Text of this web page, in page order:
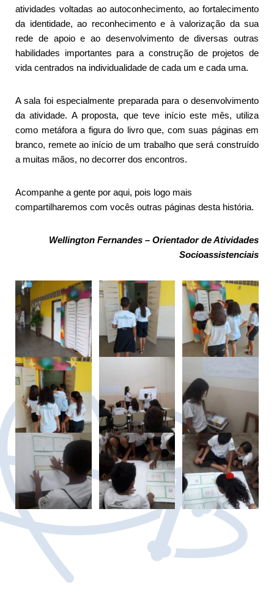
atividades voltadas ao autoconhecimento, ao fortalecimento
da identidade, ao reconhecimento e à valorização da sua
rede de apoio e ao desenvolvimento de diversas outras
habilidades importantes para a construção de projetos de
vida centrados na individualidade de cada um e cada uma.
A sala foi especialmente preparada para o desenvolvimento
da atividade. A proposta, que teve início este mês, utiliza
como metáfora a figura do livro que, com suas páginas em
branco, remete ao início de um trabalho que será construído
a muitas mãos, no decorrer dos encontros.
Acompanhe a gente por aqui, pois logo mais
compartilharemos com vocês outras páginas desta história.
Wellington Fernandes – Orientador de Atividades
Socioassistenciais